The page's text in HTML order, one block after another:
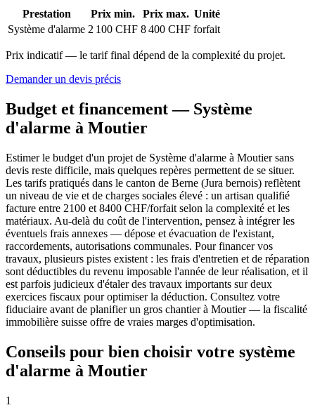
Prestation Prix min. Prix max. Unité
Système d'alarme 2 100 CHF 8 400 CHF forfait
Prix indicatif — le tarif final dépend de la complexité du projet.
Demander un devis précis
Budget et financement — Système
d'alarme à Moutier
Estimer le budget d'un projet de Système d'alarme à Moutier sans
devis reste difficile, mais quelques repères permettent de se situer.
Les tarifs pratiqués dans le canton de Berne (Jura bernois) reflètent
un niveau de vie et de charges sociales élevé : un artisan qualifié
facture entre 2100 et 8400 CHF/forfait selon la complexité et les
matériaux. Au-delà du coût de l'intervention, pensez à intégrer les
éventuels frais annexes — dépose et évacuation de l'existant,
raccordements, autorisations communales. Pour financer vos
travaux, plusieurs pistes existent : les frais d'entretien et de réparation
sont déductibles du revenu imposable l'année de leur réalisation, et il
est parfois judicieux d'étaler des travaux importants sur deux
exercices fiscaux pour optimiser la déduction. Consultez votre
fiduciaire avant de planifier un gros chantier à Moutier — la fiscalité
immobilière suisse offre de vraies marges d'optimisation.
Conseils pour bien choisir votre système
d'alarme à Moutier
1